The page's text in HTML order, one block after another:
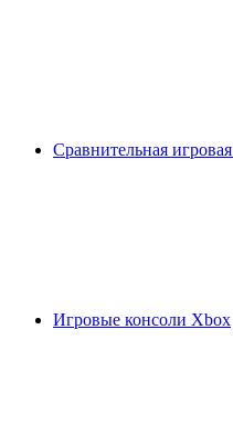
Сравнительная
Игровые консоли Xbox